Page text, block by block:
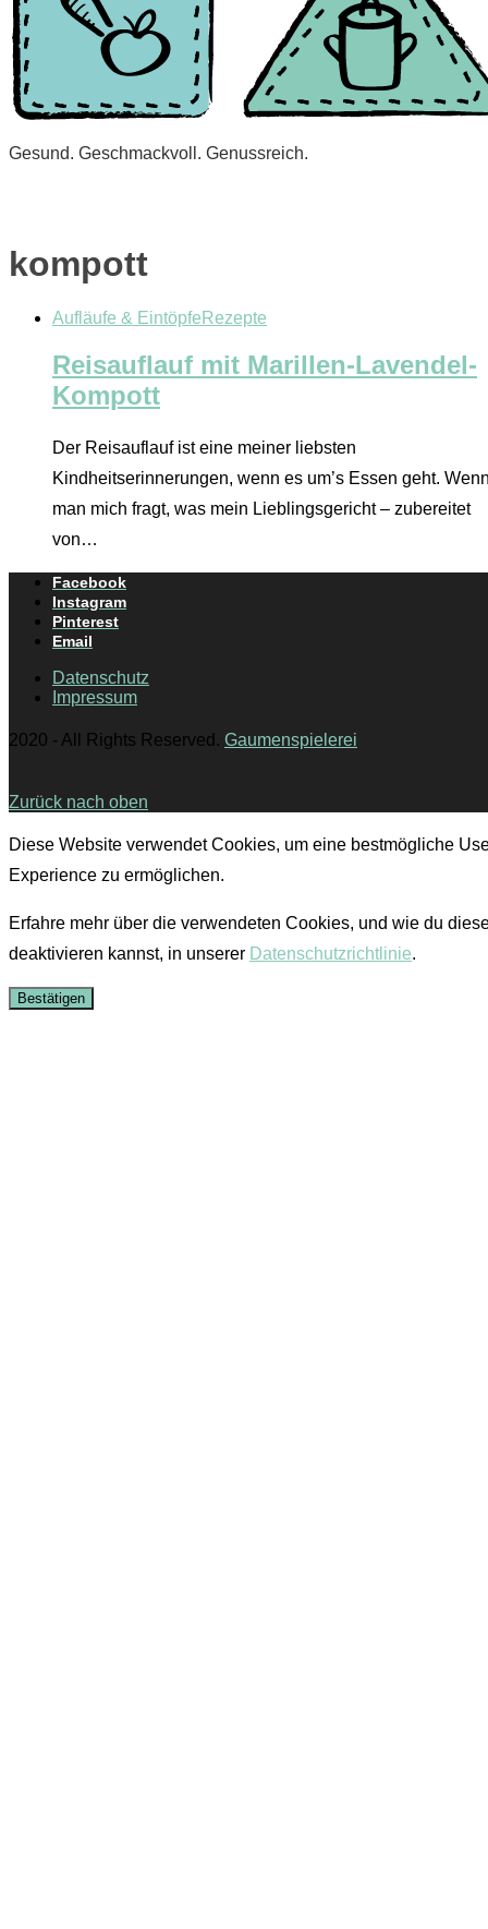
Gesund. Geschmackvoll. Genussreich.
kompott
Aufläufe & Eintöpfe Rezepte
Reisauflauf mit Marillen-Lavendel-
Kompott
Der Reisauflauf ist eine meiner liebsten
Kindheitserinnerungen, wenn es um’s Essen geht.
man mich fragt, was mein Lieblingsgericht – zubereitet
von…
Facebook
Instagram
Pinterest
Email
Datenschutz
Impressum
2020 - All Rights Reserved. Gaumenspielerei
Zurück nach oben
Diese Website verwendet Cookies, um eine bestmögliche
Experience zu ermöglichen.
Erfahre mehr über die verwendeten Cookies, und wie du
deaktivieren kannst, in unserer Datenschutzrichtlinie.
Bestätigen